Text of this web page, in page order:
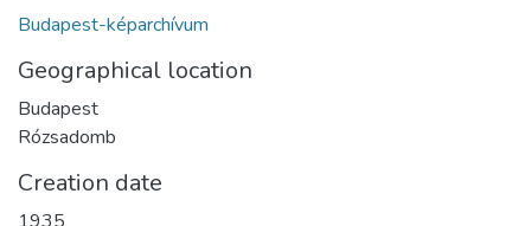
Budapest-képarchívum
Geographical location
Budapest
Rózsadomb
Creation date